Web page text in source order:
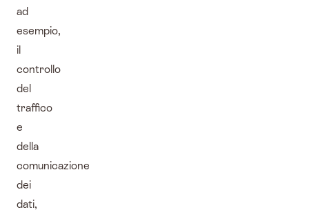
ad
esempio,
il
controllo
del
traffico
e
della
comunicazione
dei
dati,